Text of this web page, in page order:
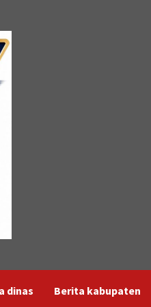
dinas Berita kabupaten